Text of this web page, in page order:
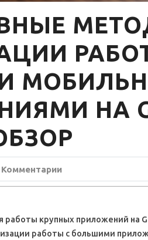
НА
Комментарии
работы крупных приложений на
работы с большими